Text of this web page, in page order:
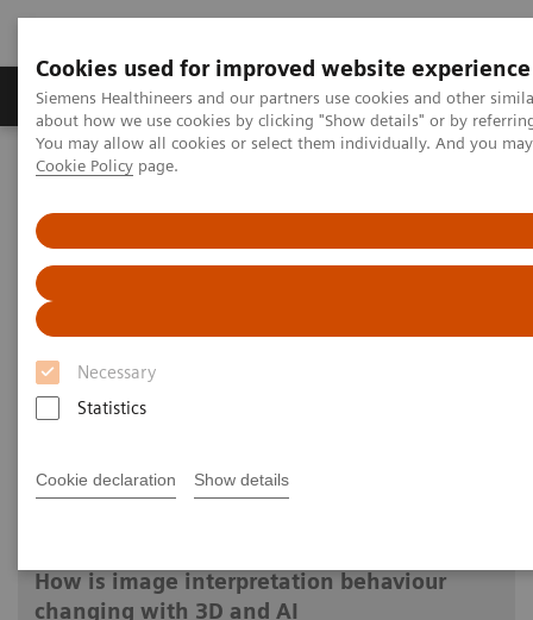
Cookies used for improved website experience
Siemens Healthineers and our partners use cookies and other
about how we use cookies by clicking "Show details" or by
You may allow all cookies or select them individually. And you
Cookie Policy page.
Necessary
Statistics
Cookie declaration Show details
Produtos e serviços Especialidades Clínicas e
Siemens Healthineers Brasil
Recursos clínicos: vídeo com testemunhos de clientes.
How is image interpretation behaviour changing with 3D and AI
How is image interpretation
behaviour changing with 3D
and AI
How is image interpretation behaviour
changing with 3D and AI